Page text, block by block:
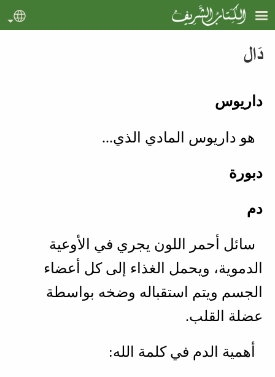
تجاوز إلى المحتوى الرئيسي
دَال
داريوس
هو داريوس المادي الذي...
دبورة
دم
سائل أحمر اللون يجري في الأوعية
الدموية، ويحمل الغذاء إلى كل أعضاء
الجسم ويتم استقباله وضخه بواسطة
عضلة القلب.
أهمية الدم في كلمة الله: